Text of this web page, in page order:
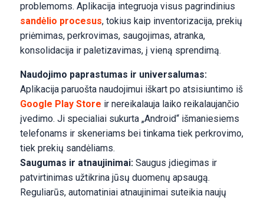
problemoms. Aplikacija integruoja visus pagrindinius
sandėlio procesus, tokius kaip inventorizacija, prekių
priėmimas, perkrovimas, saugojimas, atranka,
konsolidacija ir paletizavimas, į vieną sprendimą.
Naudojimo paprastumas ir universalumas:
Aplikacija paruošta naudojimui iškart po atsisiuntimo iš
Google Play Store ir nereikalauja laiko reikalaujančio
įvedimo. Ji specialiai sukurta „Android“ išmaniesiems
telefonams ir skeneriams bei tinkama tiek perkrovimo,
tiek prekių sandėliams.
Saugumas ir atnaujinimai:Saugus įdiegimas ir
patvirtinimas užtikrina jūsų duomenų apsaugą.
Reguliarūs, automatiniai atnaujinimai suteikia naujų